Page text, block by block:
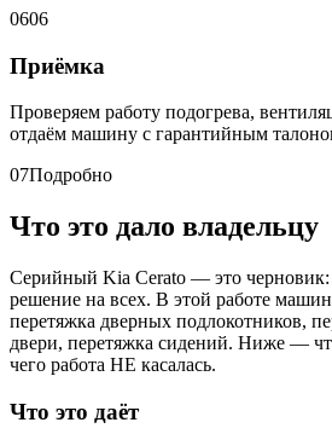
0606
Приёмка
Проверяем работу подогрева,
отдаём машину с гарантийным
07Подробно
Что это дало владельцу
Серийный Kia Cerato — это черновик:
решение на всех. В этой работе
перетяжка дверных подлокотников,
двери, перетяжка сидений. Ниже —
чего работа НЕ касалась.
Что это даёт